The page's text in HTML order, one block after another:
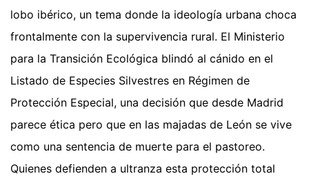
lobo ibérico, un tema donde la ideología urbana choca
frontalmente con la supervivencia rural. El Ministerio
para la Transición Ecológica blindó al cánido en el
Listado de Especies Silvestres en Régimen de
Protección Especial, una decisión que desde Madrid
parece ética pero que en las majadas de León se vive
como una sentencia de muerte para el pastoreo.
Quienes defienden a ultranza esta protección total